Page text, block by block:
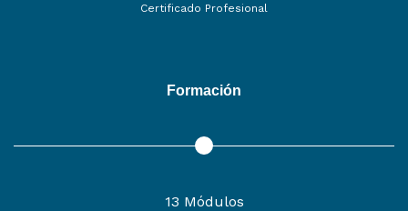
Certificado Profesional
Formación
13 Módulos